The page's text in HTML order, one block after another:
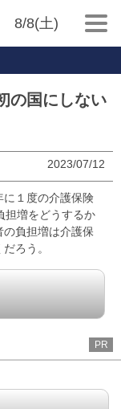
8/8(土)
の国にしない
2023/07/12
に１度の介護保険
担増をどうするか
負担増は介護保
ろう。
PR